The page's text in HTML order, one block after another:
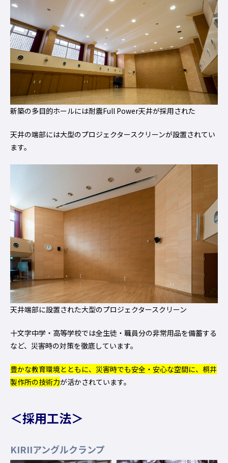
新築の多目的ホールには耐震Full Power天井が採用された
天井の端部には大型のプロジェクタースクリーンが設置されてい
ます。
天井端部に設置された大型のプロジェクタースクリーン
十文字中学・高等学校では全生徒・職員分の非常用品を備蓄する
など、災害時の対策を徹底しています。
豊かな教育環境とともに、災害時でも安全・安心な空間に、桐井
製作所の技術力が活かされています。
＜採用工法＞
KIRIIアングルクランプ